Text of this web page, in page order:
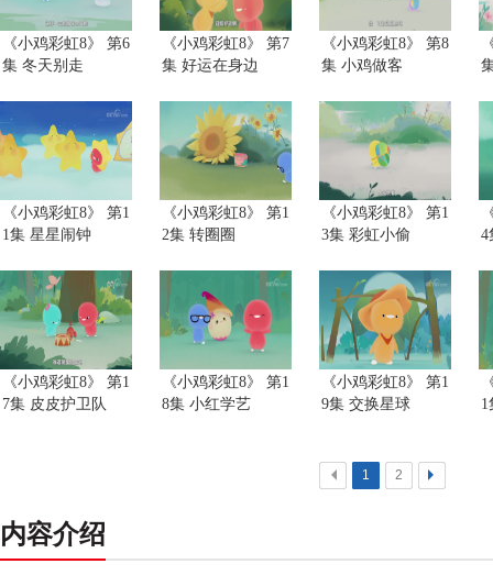
《小鸡彩虹8》 第6
集 冬天别走
《小鸡彩虹8》 第7
集 好运在身边
《小鸡彩虹8》 第8
集 小鸡做客
《小鸡彩虹8》 第1
1集 星星闹钟
《小鸡彩虹8》 第1
2集 转圈圈
《小鸡彩虹8》 第1
3集 彩虹小偷
4
《小鸡彩虹8》 第1
7集 皮皮护卫队
《小鸡彩虹8》 第1
8集 小红学艺
《小鸡彩虹8》 第1
9集 交换星球
1
< 1 2 >
内容介绍